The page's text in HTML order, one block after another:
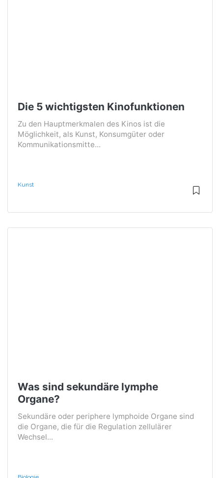
Die 5 wichtigsten Kinofunktionen
Zu den Hauptmerkmalen des Kinos ist die
Möglichkeit, als Kunst, Konsumgüter oder
Kommunikationsmitte...
Kunst
Was sind sekundäre lymphe
Organe?
Sekundäre oder periphere lymphoide Organe sind
die Organe, die für die Regulation zellulärer
Wechsel...